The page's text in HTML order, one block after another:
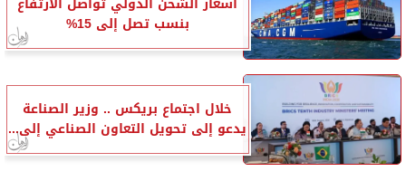
بنسب تصل إلى 15%
خلال اجتماع بريكس .. وزير الصناعة
يدعو إلى تحويل التعاون الصناعي إلى...